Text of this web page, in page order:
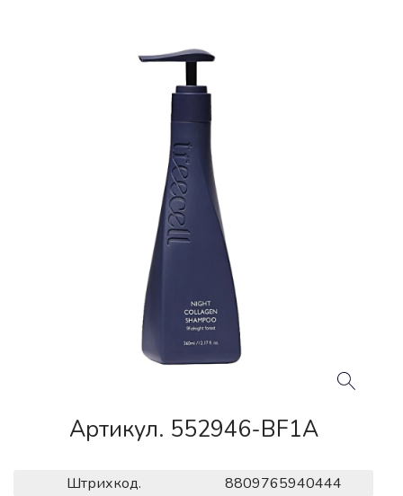
Артикул. 552946-BF1A
Штрихкод. 8809765940444